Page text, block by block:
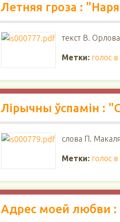
Летняя гроза :
текст В. Орлова
Метки: голос
Лірычны ўспамін :
слова П.
Метки: голос
Адрес моей любви